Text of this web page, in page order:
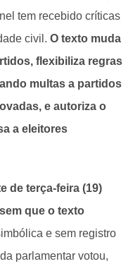
tem recebido críticas
civil. O texto muda
flexibiliza regras
multas a partidos
e autoriza o
a eleitores
de terça-feira (19)
que o texto
e sem registro
parlamentar votou,